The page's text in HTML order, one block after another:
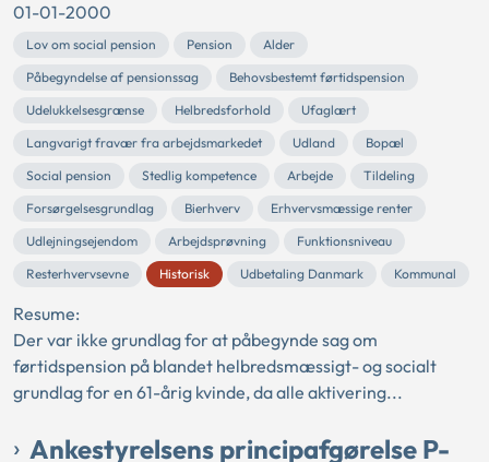
01-01-2000
Lov om social pension Pension
Alder
Påbegyndelse af pensionssag
Behovsbestemt førtidspension
Udelukkelsesgrænse
Helbredsforhold
Ufaglært
Langvarigt fravær fra arbejdsmarkedet
Udland
Bopæl
Social pension
Stedlig kompetence Arbejde
Tildeling
Forsørgelsesgrundlag
Bierhverv
Erhvervsmæssige renter
Udlejningsejendom
Arbejdsprøvning
Funktionsniveau
Resterhvervsevne
Historisk Udbetaling Danmark Kommunal
Resume:
Der var ikke grundlag for at påbegynde sag om
førtidspension på blandet helbredsmæssigt- og socialt
grundlag for en 61-årig kvinde, da alle aktivering...
Ankestyrelsens principafgørelse P-